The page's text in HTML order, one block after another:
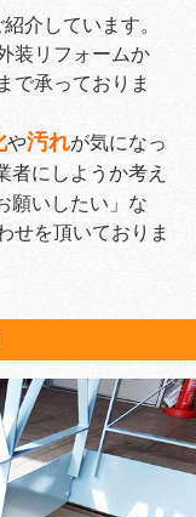
介しています。
装リフォームか
で承っておりま
や汚れが気になっ
者にしようか考え
願いしたい」な
せを頂いておりま